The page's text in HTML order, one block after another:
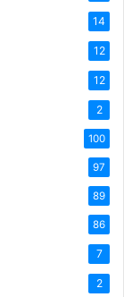
14
12
12
2
100
97
89
86
7
2